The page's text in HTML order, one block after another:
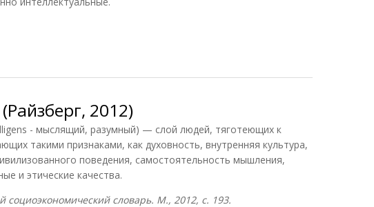
2012)
- мыслящий, разумный) — слой людей, тяготеющих к
такими признаками, как духовность, внутренняя культура,
поведения, самостоятельность мышления,
и этические качества.
социоэкономический словарь. М., 2012, с. 193.